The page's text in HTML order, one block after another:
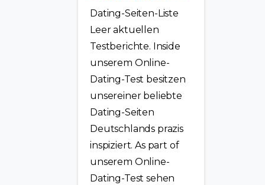
Dating-Seiten-Liste
Leer aktuellen
Testberichte. Inside
unserem Online-
Dating-Test besitzen
unsereiner beliebte
Dating-Seiten
Deutschlands prazis
inspiziert. As part of
unserem Online-
Dating-Test sehen